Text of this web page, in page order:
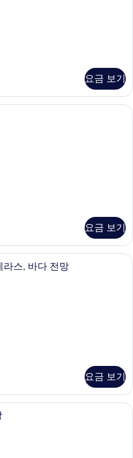
요금 보기
객실 내 금고, 책상, 노트북 작업 공간,
요금 보기
객실 내 금고, 책상, 노트북 작업 공간,
라스, 바다 전망
요금 보기
객실 내 금고, 책상, 노트북 작업 공간,